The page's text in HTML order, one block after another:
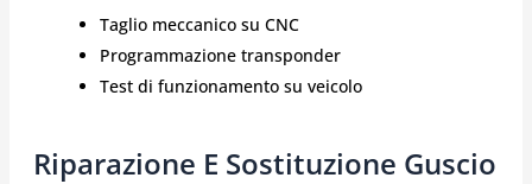
Taglio meccanico su CNC
Programmazione transponder
Test di funzionamento su veicolo
️ Riparazione E Sostituzione Guscio